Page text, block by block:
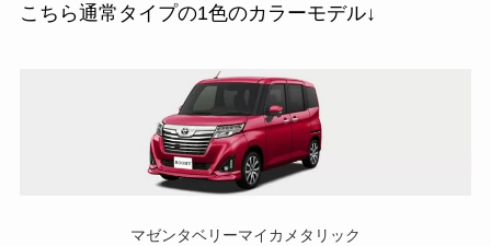
こちら通常タイプの1色のカラーモデル↓
マゼンタベリーマイカメタリック